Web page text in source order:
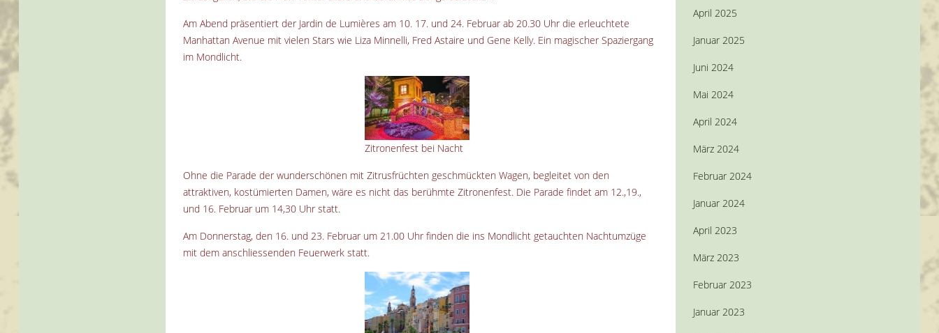
Am Abend präsentiert der Jardin de Lumières am 10. 17. und 24. Februar ab 20.30 Uhr die erleuchtete
Manhattan Avenue mit vielen Stars wie Liza Minnelli, Fred Astaire und Gene Kelly. Ein magischer Spaziergang
im Mondlicht.
Zitronenfest bei Nacht
Ohne die Parade der wunderschönen mit Zitrusfrüchten geschmückten Wagen, begleitet von den
attraktiven, kostümierten Damen, wäre es nicht das berühmte Zitronenfest. Die Parade findet am 12.,19.,
und 16. Februar um 14,30 Uhr statt.
Am Donnerstag, den 16. und 23. Februar um 21.00 Uhr finden die ins Mondlicht getauchten Nachtumzüge
mit dem anschliessenden Feuerwerk statt.
April 2025
Januar 2025
Juni 2024
Mai 2024
April 2024
März 2024
Februar 2024
Januar 2024
April 2023
März 2023
Februar 2023
Januar 2023